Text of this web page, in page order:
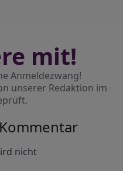
mit!
Anmeldezwang!
unserer Redaktion im
nicht